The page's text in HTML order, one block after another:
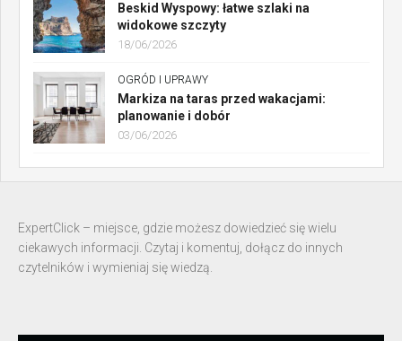
Beskid Wyspowy: łatwe szlaki na
widokowe szczyty
18/06/2026
OGRÓD I UPRAWY
Markiza na taras przed wakacjami:
planowanie i dobór
03/06/2026
ExpertClick – miejsce, gdzie możesz dowiedzieć się wielu
ciekawych informacji. Czytaj i komentuj, dołącz do innych
czytelników i wymieniaj się wiedzą.